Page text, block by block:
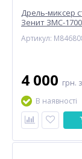
Дрель-миксер
Зенит ЗМС-
Артикул:
4 000 грн.
В наявності